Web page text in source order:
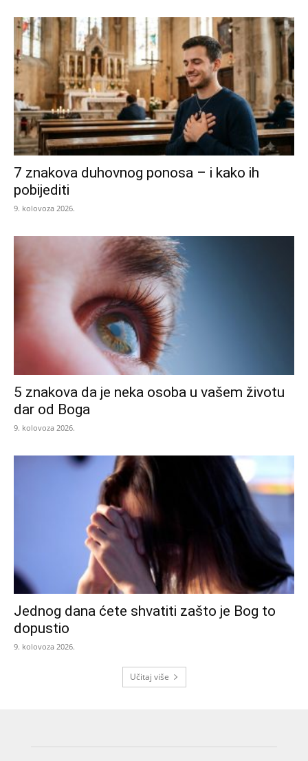
7 znakova duhovnog ponosa – i kako ih
pobijediti
9. kolovoza 2026.
5 znakova da je neka osoba u vašem životu
dar od Boga
9. kolovoza 2026.
Jednog dana ćete shvatiti zašto je Bog to
dopustio
9. kolovoza 2026.
Učitaj više